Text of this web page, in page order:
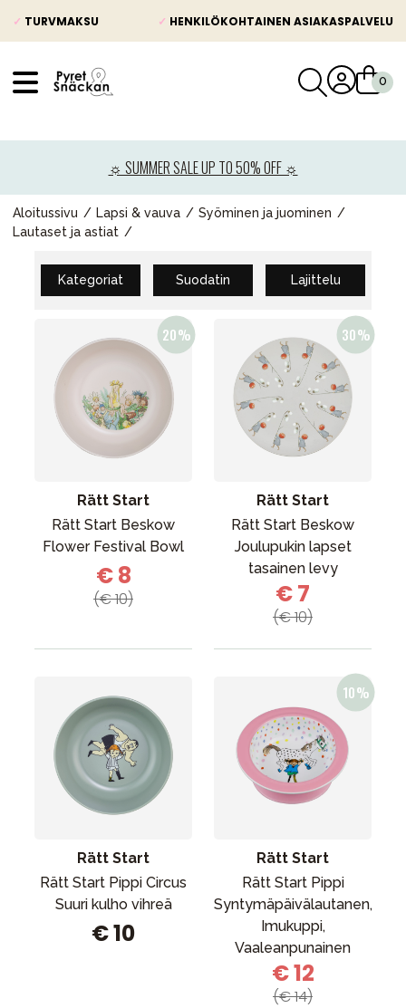
✓ TURVMAKSU ✓ HENKILÖKOHTAINEN ASIAKASPALVELU
☼ SUMMER SALE UP TO 50% OFF ☼
Aloitussivu Lapsi & vauva
Syöminen ja juominen
Lautaset ja astiat
Kategoriat Suodatin Lajittelu
Rätt Start
Rätt Start Beskow
Flower Festival Bowl
€ 8
(€ 10)
Rätt Start
Rätt Start Beskow
Joulupukin lapset
tasainen levy
€ 7
(€ 10)
Rätt Start
Rätt Start Pippi Circus
Suuri kulho vihreä
€ 10
Rätt Start
Rätt Start Pippi
Syntymäpäivälautanen,
Imukuppi,
Vaaleanpunainen
€ 12
(€ 14)
Lastenvaunut
Lasten turvaistuimet
Lapsi & vauva
Lelut ja pelit
Äiti & Isä
Huonekalut & vuodevaatteet
Tarvikkeet
Varaosat
Lahjavinkkejä
Suosikit
Tavaramerkit
Ota meihin yhteyttä osoitteessa
Myymälämme